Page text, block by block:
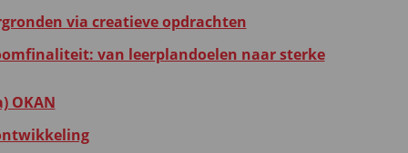
via creatieve opdrachten
van leerplandoelen naar sterke
OKAN